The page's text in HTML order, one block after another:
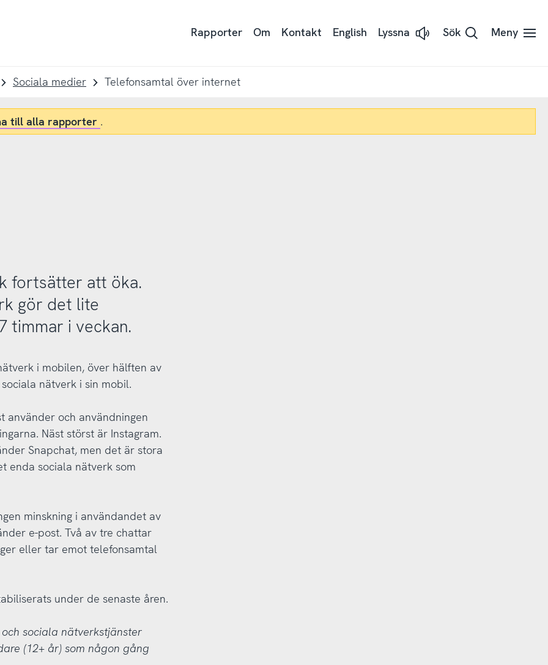
Rapporter Om Kontakt English Lyssna
Lyssna Sök Meny
Sociala medier Telefonsamtal över internet
till alla rapporter .
fortsätter att öka.
gör det lite
timmar i veckan.
i mobilen, över hälften av
nätverk i sin mobil.
använder och användningen
Näst störst är Instagram.
Snapchat, men det är stora
enda sociala nätverk som
minskning i användandet av
e-post. Två av tre chattar
eller tar emot telefonsamtal
under de senaste åren.
sociala nätverkstjänster
(12+ år) som någon gång